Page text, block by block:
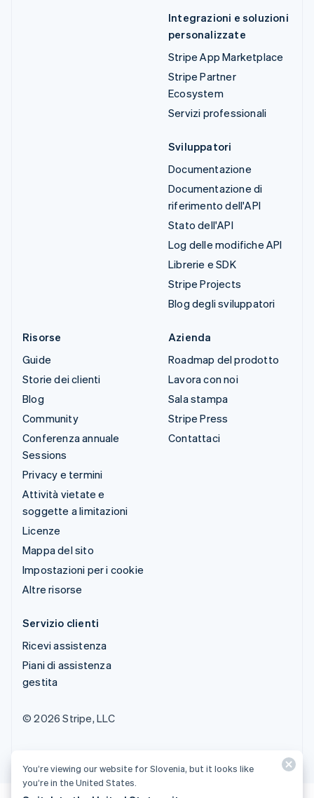
Integrazioni e soluzioni
personalizzate
Stripe App Marketplace
Stripe Partner
Ecosystem
Servizi professionali
Sviluppatori
Documentazione
Documentazione di
riferimento dell'API
Stato dell'API
Log delle modifiche API
Librerie e SDK
Stripe Projects
Blog degli sviluppatori
Risorse
Guide
Storie dei clienti
Blog
Community
Conferenza annuale
Sessions
Privacy e termini
Attività vietate e
soggette a limitazioni
Licenze
Mappa del sito
Impostazioni per i cookie
Altre risorse
Azienda
Roadmap del prodotto
Lavora con noi
Sala stampa
Stripe Press
Contattaci
Servizio clienti
Ricevi assistenza
Piani di assistenza
gestita
© 2026 Stripe, LLC
You’re viewing our website for Slovenia, but it looks like
you’re in the United States.